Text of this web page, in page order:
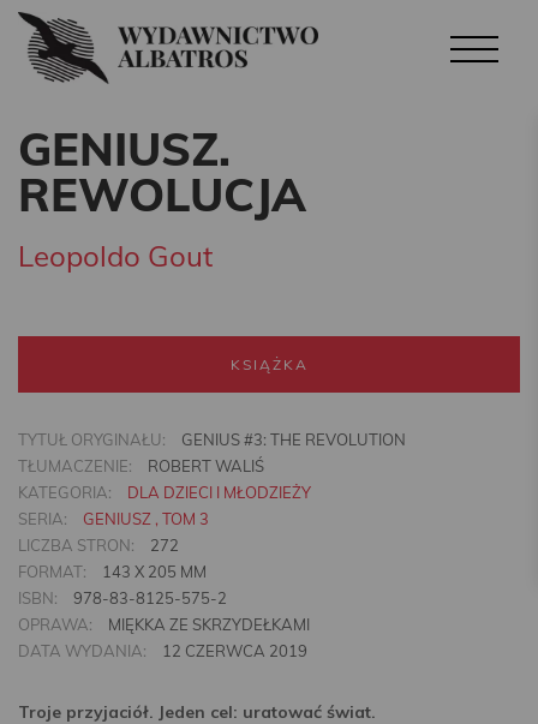
GENIUSZ.
REWOLUCJA
Leopoldo Gout
KSIĄŻKA
TYTUŁ ORYGINAŁU:
GENIUS #3: THE REVOLUTION
TŁUMACZENIE:
ROBERT WALIŚ
KATEGORIA:
DLA DZIECI I MŁODZIEŻY
SERIA:
GENIUSZ , TOM 3
LICZBA STRON:
272
FORMAT:
143 X 205 MM
ISBN:
978-83-8125-575-2
OPRAWA:
MIĘKKA ZE SKRZYDEŁKAMI
DATA WYDANIA:
12 CZERWCA 2019
Troje przyjaciół. Jeden cel: uratować świat.